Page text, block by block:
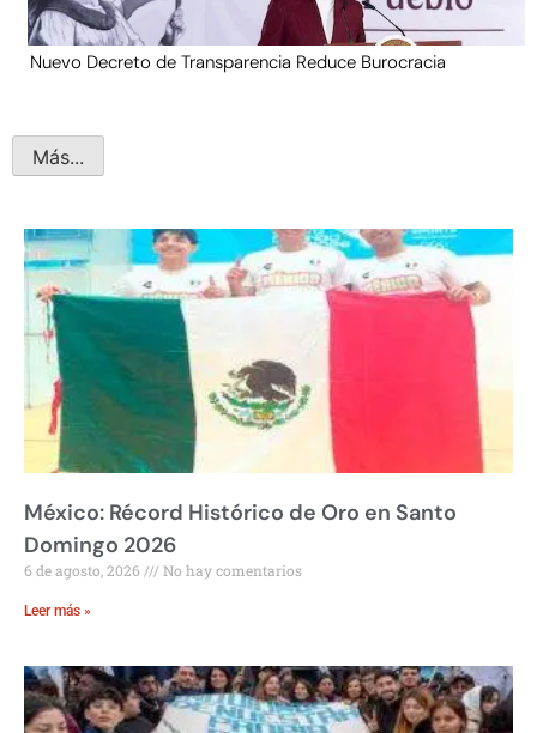
Nuevo Decreto de Transparencia Reduce Burocracia
Más...
México: Récord Histórico de Oro en Santo
Domingo 2026
6 de agosto, 2026 No hay comentarios
Leer más »